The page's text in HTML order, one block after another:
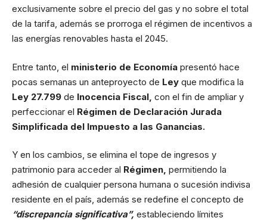
exclusivamente sobre el precio del gas y no sobre el total
de la tarifa, además se prorroga el régimen de incentivos a
las energías renovables hasta el 2045.
Entre tanto, el ministerio de Economía presentó hace
pocas semanas un anteproyecto de Ley que modifica la
Ley 27.799 de Inocencia Fiscal, con el fin de ampliar y
perfeccionar el Régimen de Declaración Jurada
Simplificada del Impuesto a las Ganancias.
Y en los cambios, se elimina el tope de ingresos y
patrimonio para acceder al Régimen, permitiendo la
adhesión de cualquier persona humana o sucesión indivisa
residente en el país, además se redefine el concepto de
“discrepancia significativa”, estableciendo límites